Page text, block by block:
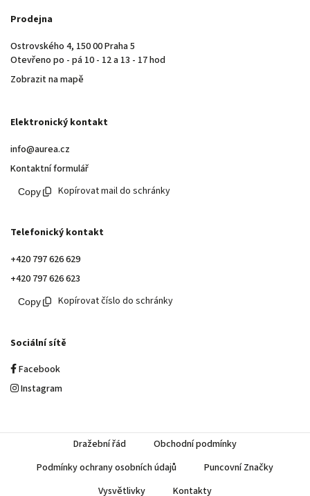
Prodejna
Ostrovského 4, 150 00 Praha 5
Otevřeno po - pá 10 - 12 a 13 - 17 hod
Zobrazit na mapě
Elektronický kontakt
info@aurea.cz
Kontaktní formulář
Kopírovat mail do schránky
Telefonický kontakt
+420 797 626 629
+420 797 626 623
Kopírovat číslo do schránky
Sociální sítě
Facebook
Instagram
Dražební řád
Obchodní podmínky
Podmínky ochrany osobních údajů
Puncovní Značky
Vysvětlivky
Kontakty